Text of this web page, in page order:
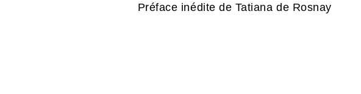
Préface inédite de Tatiana de Rosnay